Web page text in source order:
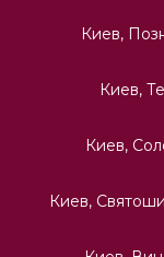
Киев,
Киев,
Киев,
Киев,